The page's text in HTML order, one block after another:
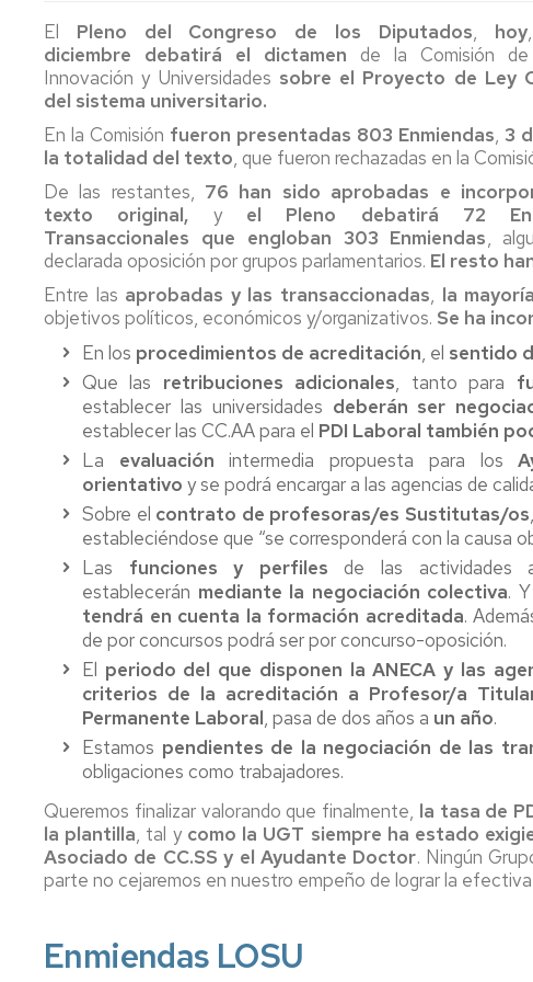
Candidatura
PTGAS
Laboral
Candidatura
Funcionario
Comunicados,
noticias
y
publicaciones
Archivo
2019
Programa
PAS
2019
Programa
PDI
2019
Candidatura
Funcionario
2019
Candidatura
PAS
Laboral
Candidatura
PDI
Funcionario
2919
Qué
es
la
FeSP
Estatutos
Federación
Portal
Transparencia
Qué
es
UGT
Afíliate
Declaración
de
la
Renta
No
olvides
desgravar
tu
cuota
sindical
en
la
declaración
del
IRPF
2022
Conócenos_UGT
Estatuto
PDI
Formacion
I+D+i
Estatuto
Formación
II
Convenio
Colectivo
PDI
Laboral
Ordenación
de
Estudios
Retribuciones
PDI
Te
Interesa....
ED
2026
NO
a
del
SIN
carrera
Te
PTGAS
Mesa
PTGAS
2026
mesas
de
PTGAS
PTGAS
Carrera
Tramo
de
la
carrera
I
Convenio
Laboral
Oferta
de
Empleo
Público
RPT
B
El Pleno del Congreso de los Diputados, hoy
diciembre
debatirá el dictamen de la Comisión de
Innovación y Universidades sobre el Proyecto de Ley
del sistema universitario.
En la Comisión fueron presentadas 803 Enmiendas, 3
la totalidad del texto, que fueron rechazadas en la
De las restantes, 76 han sido aprobadas e
texto original, y el Pleno debatirá 72
Transaccionales que engloban 303 Enmiendas,
declarada oposición por grupos parlamentarios. El resto
Entre las aprobadas y las transaccionadas, la
objetivos políticos, económicos y/organizativos. Se ha
En los procedimientos de acreditación, el sentido
Que las retribuciones adicionales, tanto para
establecer las universidades deberán ser
establecer las CC.AA para el PDI Laboral también
La evaluación intermedia propuesta para los
orientativo y se podrá encargar a las agencias de
Sobre el contrato de profesoras/es Sustitutas/os,
estableciéndose que “se corresponderá con la causa
Las funciones y perfilesde las actividades
establecerán mediante la negociación colectiva.
tendrá en cuenta la formación acreditada.
de por concursos podrá ser por concurso-oposición.
El periodo del que disponen la ANECA y las
criterios de la acreditación a Profesor/a
Permanente Laboral, pasa de dos años a un año.
Estamos pendientes de la negociación de las
obligaciones como trabajadores.
Queremos finalizar valorando que finalmente, la tasa de
la plantilla, tal y como la UGT siempre ha estado
Asociado de CC.SS y el Ayudante Doctor. Ningún
parte no cejaremos en nuestro empeño de lograr la
Enmiendas LOSU